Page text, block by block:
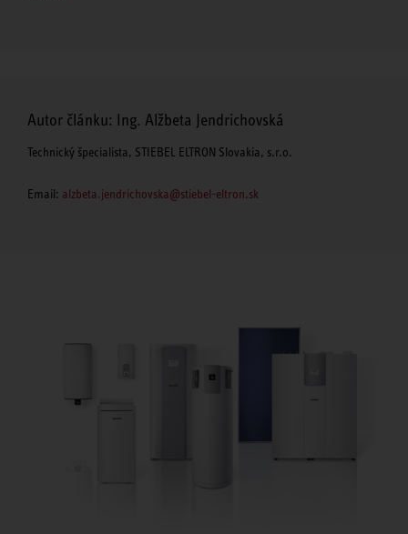
Autor článku: Ing. Alžbeta Jendrichovská
Technický špecialista, STIEBEL ELTRON Slovakia, s.r.o.
Email: alzbeta.jendrichovska@stiebel-eltron.sk